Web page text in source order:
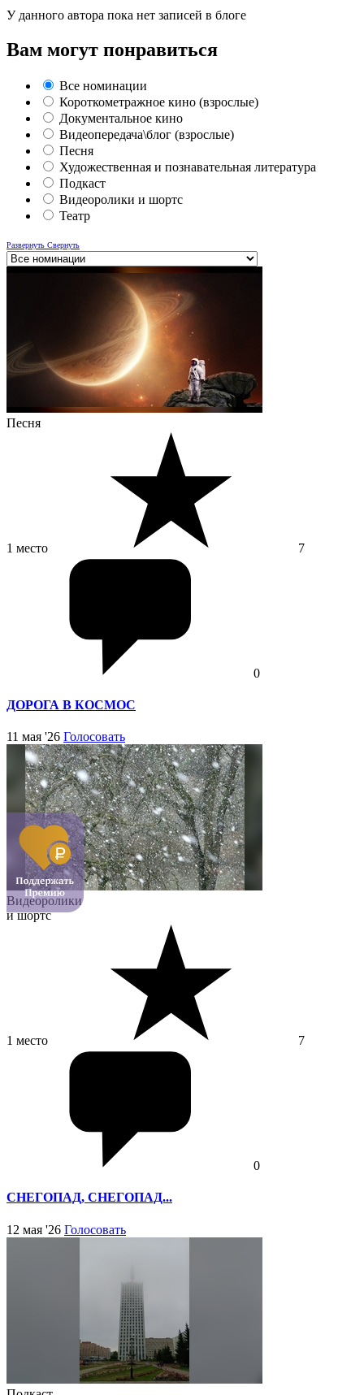
У данного автора пока нет записей в блоге
Вам могут понравиться
Все номинации
Короткометражное кино (взрослые)
Документальное кино
Видеопередача\блог (взрослые)
Песня
Художественная и познавательная литература
Подкаст
Видеоролики и шортс
Театр
Развернуть Свернуть
Песня
1 место 7
0
ДОРОГА В КОСМОС
11 мая '26 Голосовать
Видеоролики
и шортс
1 место 7
0
СНЕГОПАД, СНЕГОПАД...
12 мая '26 Голосовать